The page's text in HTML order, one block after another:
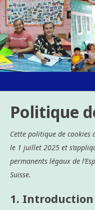
Skip
to
content
Politique
Cette politique de
le 1 juillet 2025 et
permanents légaux de
Suisse.
1. Introduction